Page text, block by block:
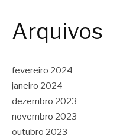
Arquivos
fevereiro 2024
janeiro 2024
dezembro 2023
novembro 2023
outubro 2023